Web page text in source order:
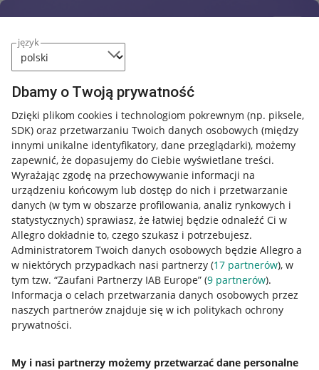
język
Dbamy o Twoją prywatność
Dzięki plikom cookies i technologiom pokrewnym (np. piksele,
SDK) oraz przetwarzaniu Twoich danych osobowych (między
innymi unikalne identyfikatory, dane przeglądarki), możemy
zapewnić, że dopasujemy do Ciebie wyświetlane treści.
Wyrażając zgodę na przechowywanie informacji na
urządzeniu końcowym lub dostęp do nich i przetwarzanie
danych (w tym w obszarze profilowania, analiz rynkowych i
statystycznych) sprawiasz, że łatwiej będzie odnaleźć Ci w
Allegro dokładnie to, czego szukasz i potrzebujesz.
Administratorem Twoich danych osobowych będzie Allegro a
w niektórych przypadkach nasi partnerzy (17 partnerów), w
tym tzw. “Zaufani Partnerzy IAB Europe” (9 partnerów).
Informacja o celach przetwarzania danych osobowych przez
naszych partnerów znajduje się w ich politykach ochrony
prywatności.
My i nasi partnerzy możemy przetwarzać dane personalne
Przydatne informacje
Jak to działa